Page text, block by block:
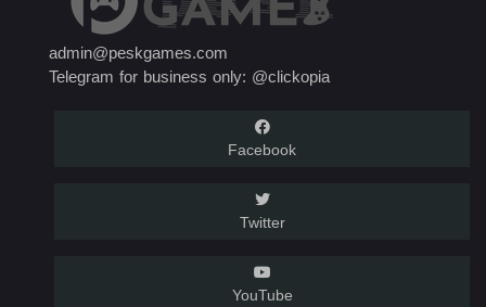
admin@peskgames.com
Telegram for business only: @clickopia
Facebook
Twitter
YouTube